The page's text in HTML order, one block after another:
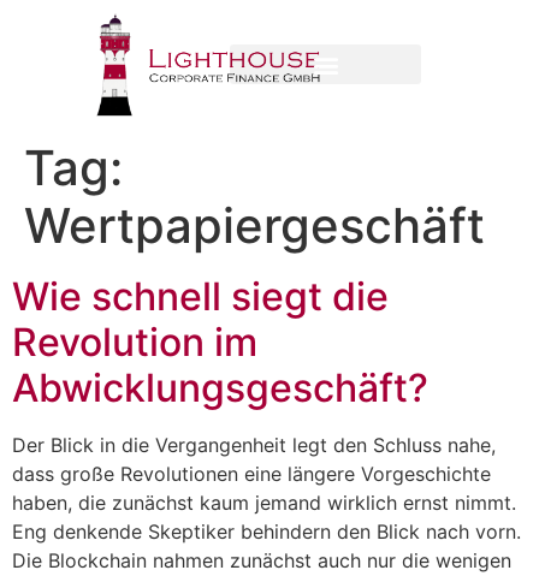
Tag:
Wertpapiergeschäft
Wie schnell siegt die
Revolution im
Abwicklungsgeschäft?
Der Blick in die Vergangenheit legt den Schluss nahe,
dass große Revolutionen eine längere Vorgeschichte
haben, die zunächst kaum jemand wirklich ernst nimmt.
Eng denkende Skeptiker behindern den Blick nach vorn.
Die Blockchain nahmen zunächst auch nur die wenigen